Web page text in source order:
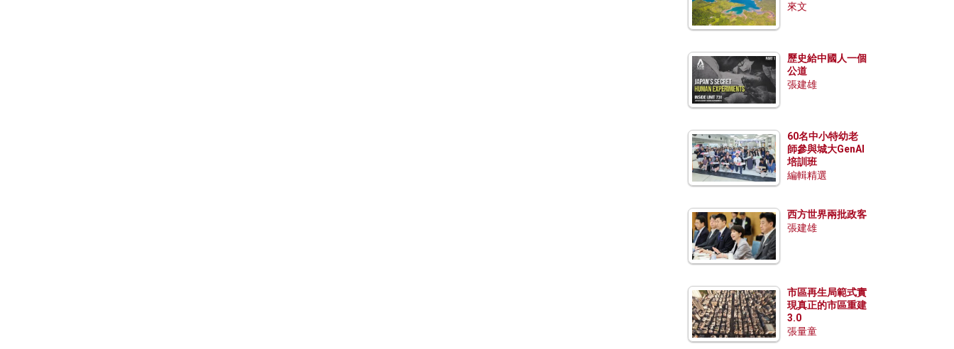
來文
歷史給中國人一個
公道
張建雄
60名中小特幼老
師參與城大GenAI
培訓班
編輯精選
西方世界兩批政客
張建雄
市區再生局範式實
現真正的市區重建
3.0
張量童